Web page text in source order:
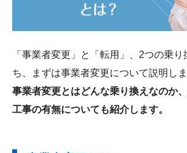
「事業者変更」と「転用」、2つの乗り
ち、まずは事業者変更について説明しま
事業者変更とはどんな乗り換えなのか
工事の有無についても紹介します。